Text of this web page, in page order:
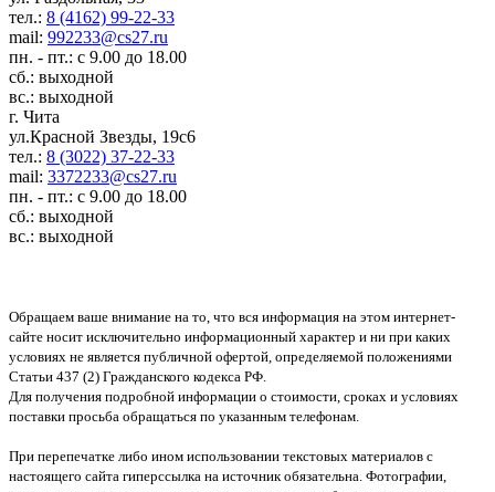
тел.: 8 (4162) 99-22-33
mail: 992233@cs27.ru
пн. - пт.: с 9.00 до 18.00
сб.: выходной
вс.: выходной
г. Чита
ул.Красной Звезды, 19с6
тел.: 8 (3022) 37-22-33
mail: 3372233@cs27.ru
пн. - пт.: с 9.00 до 18.00
сб.: выходной
вс.: выходной
Обращаем ваше внимание на то, что вся информация на этом интернет-
сайте носит исключительно информационный характер и ни при каких
условиях не является публичной офертой, определяемой положениями
Статьи 437 (2) Гражданского кодекса РФ.
Для получения подробной информации о стоимости, сроках и условиях
поставки просьба обращаться по указанным телефонам.
При перепечатке либо ином использовании текстовых материалов с
настоящего сайта гиперссылка на источник обязательна. Фотографии,